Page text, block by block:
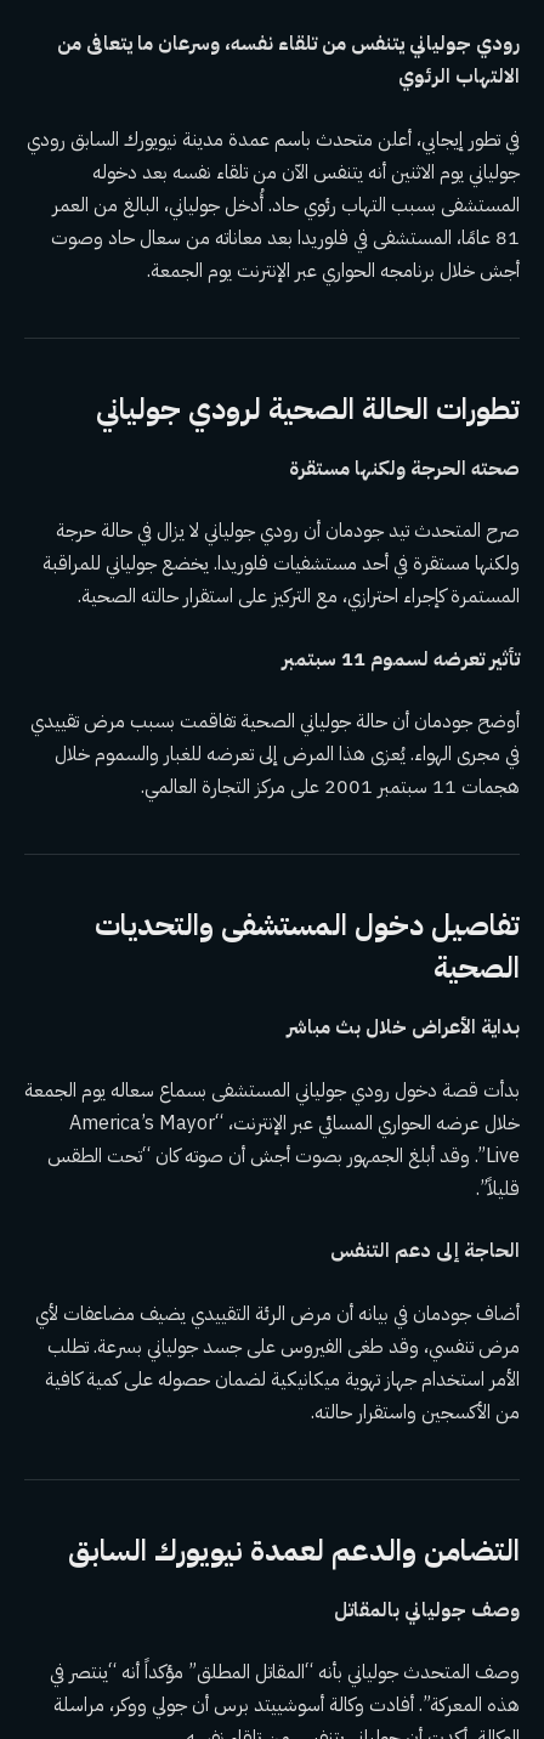
رودي جولياني يتنفس من تلقاء نفسه، وسرعان ما يتعافى من
الالتهاب الرئوي
في تطور إيجابي، أعلن متحدث باسم عمدة مدينة نيويورك السابق رودي
جولياني يوم الاثنين أنه يتنفس الآن من تلقاء نفسه بعد دخوله
المستشفى بسبب التهاب رئوي حاد. أُدخل جولياني، البالغ من العمر
81 عامًا، المستشفى في فلوريدا بعد معاناته من سعال حاد وصوت
أجش خلال برنامجه الحواري عبر الإنترنت يوم الجمعة.
تطورات الحالة الصحية لرودي جولياني
صحته الحرجة ولكنها مستقرة
صرح المتحدث تيد جودمان أن رودي جولياني لا يزال في حالة حرجة
ولكنها مستقرة في أحد مستشفيات فلوريدا. يخضع جولياني للمراقبة
المستمرة كإجراء احترازي، مع التركيز على استقرار حالته الصحية.
تأثير تعرضه لسموم 11 سبتمبر
أوضح جودمان أن حالة جولياني الصحية تفاقمت بسبب مرض تقييدي
في مجرى الهواء. يُعزى هذا المرض إلى تعرضه للغبار والسموم خلال
هجمات 11 سبتمبر 2001 على مركز التجارة العالمي.
تفاصيل دخول المستشفى والتحديات
الصحية
بداية الأعراض خلال بث مباشر
بدأت قصة دخول رودي جولياني المستشفى بسماع سعاله يوم الجمعة
خلال عرضه الحواري المسائي عبر الإنترنت، “America’s Mayor
Live”. وقد أبلغ الجمهور بصوت أجش أن صوته كان “تحت الطقس
قليلاً”.
الحاجة إلى دعم التنفس
أضاف جودمان في بيانه أن مرض الرئة التقييدي يضيف مضاعفات لأي
مرض تنفسي، وقد طغى الفيروس على جسد جولياني بسرعة. تطلب
الأمر استخدام جهاز تهوية ميكانيكية لضمان حصوله على كمية كافية
من الأكسجين واستقرار حالته.
التضامن والدعم لعمدة نيويورك السابق
وصف جولياني بالمقاتل
وصف المتحدث جولياني بأنه “المقاتل المطلق” مؤكداً أنه “ينتصر في
هذه المعركة”. أفادت وكالة أسوشييتد برس أن جولي ووكر، مراسلة